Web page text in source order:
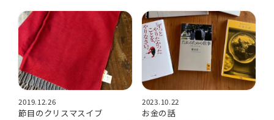
2019.12.26
節目のクリスマスイブ
2023.10.22
お金の話